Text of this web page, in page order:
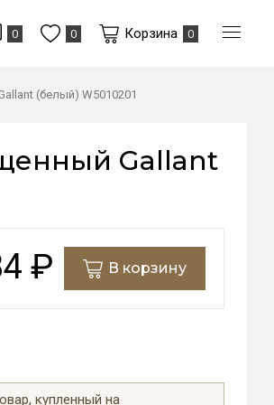
0 0 Корзина 0
(белый) W5010201
Gallant
₽ В корзину
купленный на